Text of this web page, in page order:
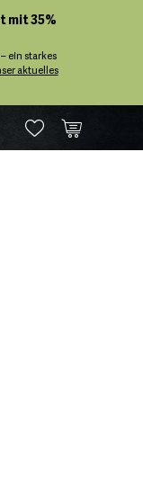
mit 35%
ein starkes
aktuelles